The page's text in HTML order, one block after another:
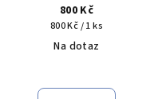
800 Kč
Měrná
cena:
800 Kč / 1 ks
Na dotaz